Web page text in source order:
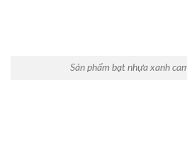
Sản phẩm bạt nhựa xanh